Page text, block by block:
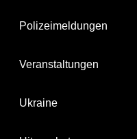
Polizeimeldungen
Veranstaltungen
Ukraine